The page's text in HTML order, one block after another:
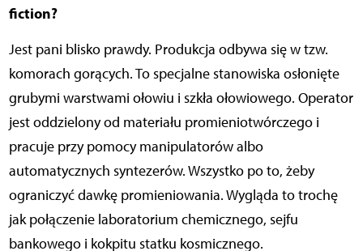
fiction?
Jest pani blisko prawdy. Produkcja odbywa się w tzw.
komorach gorących. To specjalne stanowiska osłonięte
grubymi warstwami ołowiu i szkła ołowiowego. Operator
jest oddzielony od materiału promieniotwórczego i
pracuje przy pomocy manipulatorów albo
automatycznych syntezerów. Wszystko po to, żeby
ograniczyć dawkę promieniowania. Wygląda to trochę
jak połączenie laboratorium chemicznego, sejfu
bankowego i kokpitu statku kosmicznego.